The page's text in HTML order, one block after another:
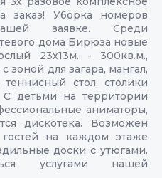
заказ! Уборка номеров
заявке. Среди
дома Бирюза новые
23х13м. - 300кв.м.,
зоной для загара, мангал,
теннисный стол, столики
С детьми на территории
аниматоры,
дискотека. Возможен
на каждом этаже
доски с утюгами.
услугами нашей